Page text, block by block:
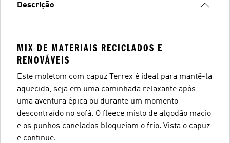
Descrição
MIX DE MATERIAIS RECICLADOS E
RENOVÁVEIS
Este moletom com capuz Terrex é ideal para mantê-la
aquecida, seja em uma caminhada relaxante após
uma aventura épica ou durante um momento
descontraído no sofá. O fleece misto de algodão macio
e os punhos canelados bloqueiam o frio. Vista o capuz
e continue.